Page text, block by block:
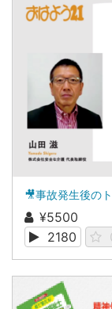
¥5500
2180